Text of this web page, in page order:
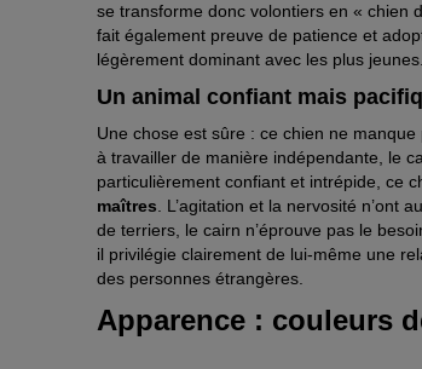
se transforme donc volontiers en « chien
fait également preuve de patience et
légèrement dominant avec les plus jeunes.
Un animal confiant mais
Une chose est sûre : ce chien ne
à travailler de manière indépendante, le
particulièrement confiant et intrépide, ce
maîtres . L’agitation et la nervosité
de terriers, le cairn n’éprouve pas le
il privilégie clairement de lui-même une
des personnes étrangères.
Apparence : couleurs